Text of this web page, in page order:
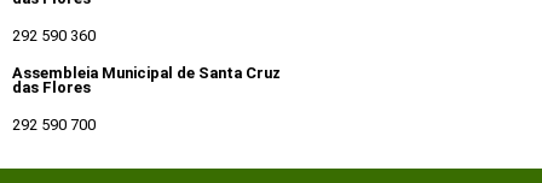
292 590 360
Assembleia Municipal de Santa Cruz
das Flores
292 590 700